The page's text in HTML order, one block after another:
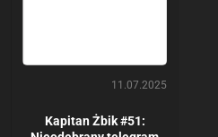
11.07.2025
Kapitan Żbik #51: